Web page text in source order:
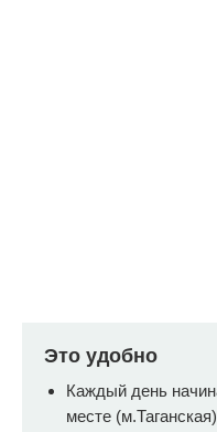
Это удобно
Каждый день
месте (м.Таганская)